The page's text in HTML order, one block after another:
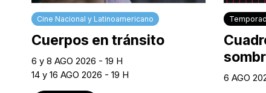
Cine Nacional y Latinoamericano
Cuerpos en tránsito
6 y 8 AGO 2026 - 19 H
14 y 16 AGO 2026 - 19 H
6 AGO